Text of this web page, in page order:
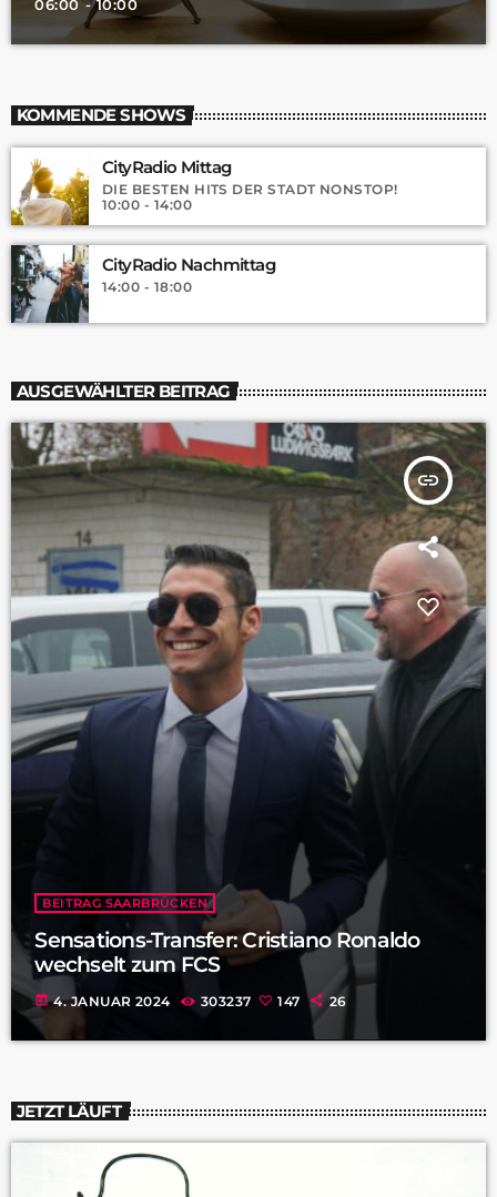
06:00 - 10:00
KOMMENDE SHOWS
CityRadio Mittag
DIE BESTEN HITS DER STADT NONSTOP!
10:00 - 14:00
CityRadio Nachmittag
14:00 - 18:00
AUSGEWÄHLTER BEITRAG
insert_link
BEITRAG SAARBRÜCKEN
Sensations-Transfer: Cristiano Ronaldo
wechselt zum FCS
today 4. JANUAR 2024 303237 147 26
JETZT LÄUFT